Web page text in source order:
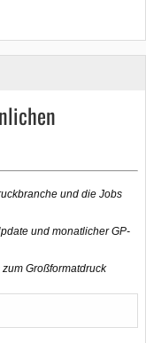
und die Jobs
und monatlicher GP-
Großformatdruck